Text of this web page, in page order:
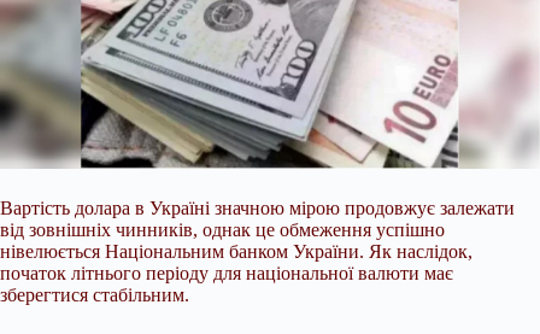
Вартість долара в Україні значною мірою продовжує залежати
від зовнішніх чинників, однак це обмеження успішно
нівелюється Національним банком України. Як наслідок,
початок літнього періоду для національної валюти має
зберегтися стабільним.